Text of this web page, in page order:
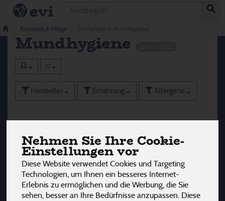
Nehmen Sie Ihre Cookie-
Einstellungen vor
Diese Website verwendet Cookies und Targeting
Technologien, um Ihnen ein besseres Internet-
Erlebnis zu ermöglichen und die Werbung, die Sie
sehen, besser an Ihre Bedürfnisse anzupassen. Diese
Kosmetik & Pflege
Zahnpflege &
Mundhygiene
12
Hersteller Ernährung Allergene